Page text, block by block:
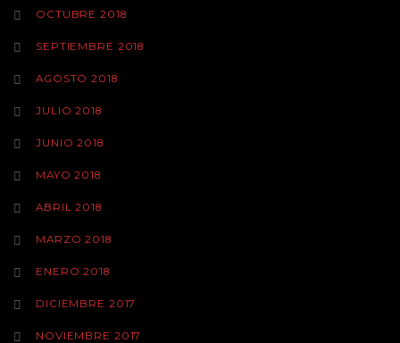
OCTUBRE 2018
SEPTIEMBRE 2018
AGOSTO 2018
JULIO 2018
JUNIO 2018
MAYO 2018
ABRIL 2018
MARZO 2018
ENERO 2018
DICIEMBRE 2017
NOVIEMBRE 2017